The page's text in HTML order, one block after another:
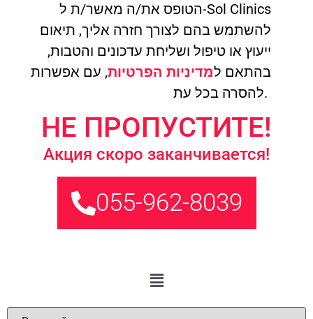
הטופס את/ה מאשר/ת ל-Sol Clinics
להשתמש בהם לצורך חזרה אליך, תיאום
ייעוץ או טיפול ושליחת עדכונים והטבות,
בהתאם למדיניות הפרטיות, עם אפשרות
להסרה בכל עת.
НЕ ПРОПУСТИТЕ!
Акция скоро заканчивается!
055-962-8039